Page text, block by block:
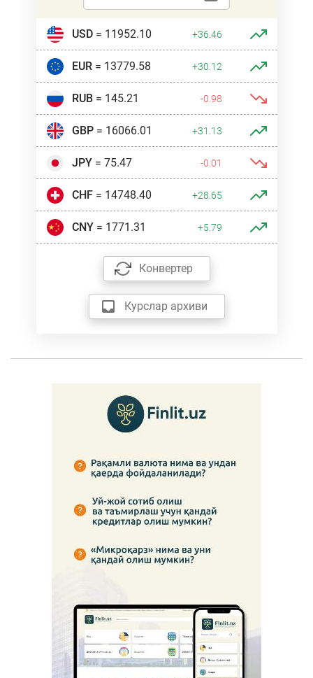
USD= 11952.10 +36.46
EUR= 13779.58 +30.12
RUB= 145.21 -0.98
GBP= 16066.01 +31.13
JPY= 75.47 -0.01
CHF= 14748.40 +28.65
CNY= 1771.31 +5.79
Конвертер
Курслар архиви